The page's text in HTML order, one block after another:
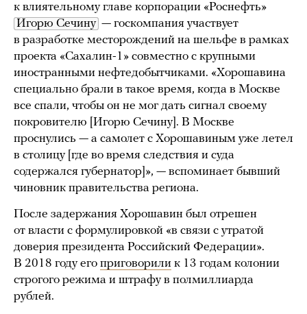
к влиятельному главе корпорации «Роснефть»
Игорю Сечину — госкомпания участвует
в разработке месторождений на шельфе в рамках
проекта «Сахалин-1» совместно с крупными
иностранными нефтедобытчиками. «Хорошавина
специально брали в такое время, когда в Москве
все спали, чтобы он не мог дать сигнал своему
покровителю [Игорю Сечину]. В Москве
проснулись — а самолет с Хорошавиным уже летел
в столицу [где во время следствия и суда
содержался губернатор]», — вспоминает бывший
чиновник правительства региона.
После задержания Хорошавин был отрешен
от власти с формулировкой «в связи с утратой
доверия президента Российский Федерации».
В 2018 году его приговорили к 13 годам колонии
строгого режима и штрафу в полмиллиарда
рублей.